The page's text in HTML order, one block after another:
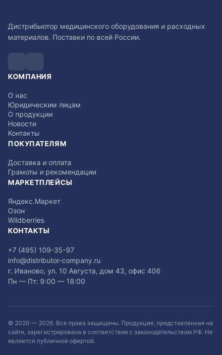
Дистрибьютор медицинского оборудования и расходных
материалов. Поставки по всей России.
КОМПАНИЯ
О нас
Юридическим лицам
О продукции
Новости
Контакты
ПОКУПАТЕЛЯМ
Доставка и оплата
Грамоты и рекомендации
МАРКЕТПЛЕЙСЫ
Яндекс.Маркет
Озон
Wildberries
КОНТАКТЫ
+7 (495) 109-35-97
info@distributor-company.ru
г. Иваново, ул. 10 Августа, дом 43, офис 406
Пн — Пт: 9:00 — 18:00
© 2020 — 2026. Все права защищены. Продукция, представленная на
сайте, зарегистрирована в соответствии с законодательством РФ. Не
является публичной офертой.